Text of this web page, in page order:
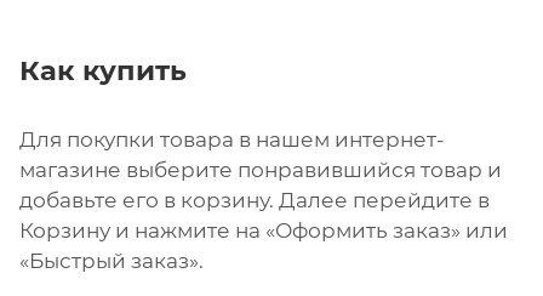
Как купить
Для покупки товара в нашем интернет-
магазине выберите понравившийся товар и
добавьте его в корзину. Далее перейдите в
Корзину и нажмите на «Оформить заказ» или
«Быстрый заказ».